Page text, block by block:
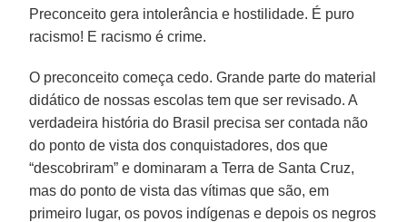
Preconceito gera intolerância e hostilidade. É puro
racismo! E racismo é crime.
O preconceito começa cedo. Grande parte do material
didático de nossas escolas tem que ser revisado. A
verdadeira história do Brasil precisa ser contada não
do ponto de vista dos conquistadores, dos que
“descobriram” e dominaram a Terra de Santa Cruz,
mas do ponto de vista das vítimas que são, em
primeiro lugar, os povos indígenas e depois os negros